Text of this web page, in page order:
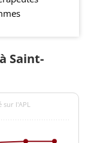
Saint-
sur l'APL